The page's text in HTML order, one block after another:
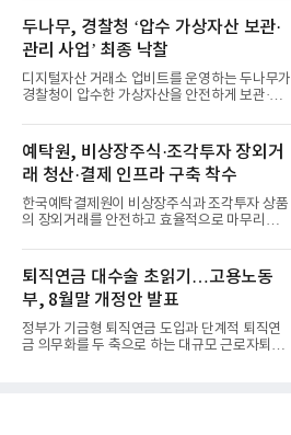
두나무, 경찰청 ‘압수 가상자산 보관·
관리 사업’ 최종 낙찰
디지털자산 거래소 업비트를 운영하는 두나무가
경찰청이 압수한 가상자산을 안전하게 보관·관
예탁원, 비상장주식·조각투자 장외거
래 청산·결제 인프라 구축 착수
한국예탁결제원이 비상장주식과 조각투자 상품
의 장외거래를 안전하고 효율적으로 마무리하기
퇴직연금 대수술 초읽기…고용노동
부, 8월말 개정안 발표
정부가 기금형 퇴직연금 도입과 단계적 퇴직연
금 의무화를 두 축으로 하는 대규모 근로자퇴직